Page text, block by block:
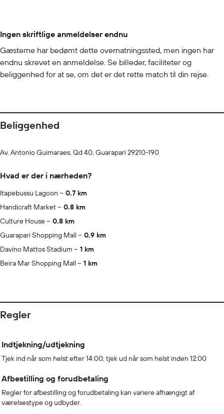
Ingen skriftlige anmeldelser endnu
Gæsterne har bedømt dette overnatningssted, men ingen har
endnu skrevet en anmeldelse. Se billeder, faciliteter og
beliggenhed for at se, om det er det rette match til din rejse.
Beliggenhed
Av. Antonio Guimaraes, Qd 40, Guarapari 29210-190
Hvad er der i nærheden?
Itapebussu Lagoon
0.7 km
Handicraft Market
0.8 km
Culture House
0.8 km
Guarapari Shopping Mall
0.9 km
Davino Mattos Stadium
1 km
Beira Mar Shopping Mall
1 km
Regler
Indtjekning/udtjekning
Tjek ind når som helst efter 14:00; tjek ud når som helst inden 12:00
Afbestilling og forudbetaling
Regler for afbestilling og forudbetaling kan variere afhængigt af
værelsestype og udbyder.